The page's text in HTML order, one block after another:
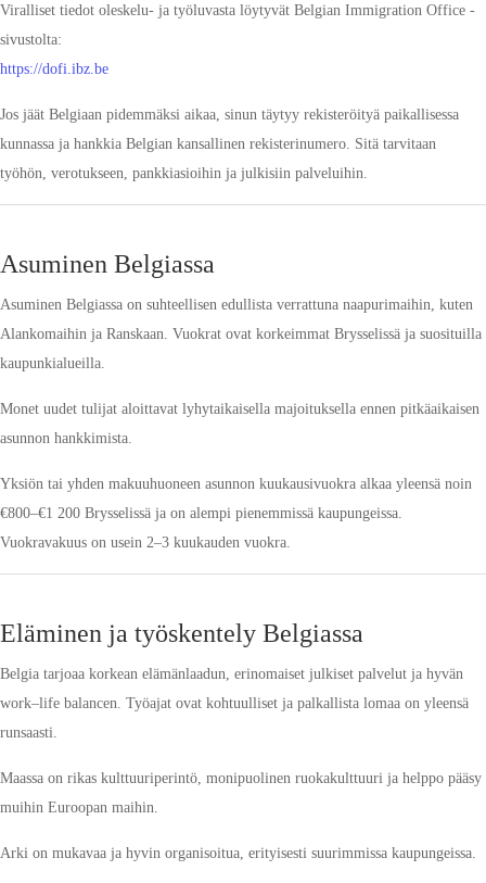
Viralliset tiedot oleskelu- ja työluvasta löytyvät Belgian Immigration Office -
sivustolta:
https://dofi.ibz.be
Jos jäät Belgiaan pidemmäksi aikaa, sinun täytyy rekisteröityä paikallisessa
kunnassa ja hankkia Belgian kansallinen rekisterinumero. Sitä tarvitaan
työhön, verotukseen, pankkiasioihin ja julkisiin palveluihin.
Asuminen Belgiassa
Asuminen Belgiassa on suhteellisen edullista verrattuna naapurimaihin, kuten
Alankomaihin ja Ranskaan. Vuokrat ovat korkeimmat Brysselissä ja suosituilla
kaupunkialueilla.
Monet uudet tulijat aloittavat lyhytaikaisella majoituksella ennen pitkäaikaisen
asunnon hankkimista.
Yksiön tai yhden makuuhuoneen asunnon kuukausivuokra alkaa yleensä noin
€800–€1 200 Brysselissä ja on alempi pienemmissä kaupungeissa.
Vuokravakuus on usein 2–3 kuukauden vuokra.
Eläminen ja työskentely Belgiassa
Belgia tarjoaa korkean elämänlaadun, erinomaiset julkiset palvelut ja hyvän
work–life balancen. Työajat ovat kohtuulliset ja palkallista lomaa on yleensä
runsaasti.
Maassa on rikas kulttuuriperintö, monipuolinen ruokakulttuuri ja helppo pääsy
muihin Euroopan maihin.
Arki on mukavaa ja hyvin organisoitua, erityisesti suurimmissa kaupungeissa.